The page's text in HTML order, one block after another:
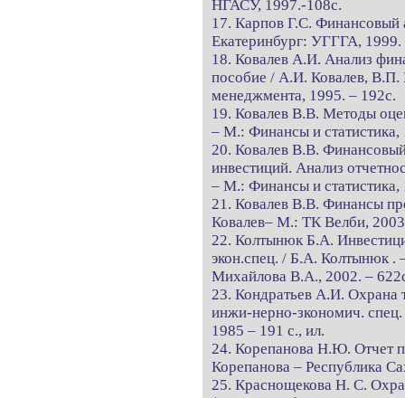
НГАСУ, 1997.-108с.
17. Карпов Г.С. Финансовый
Екатеринбург: УГГГА, 1999.
18. Ковалев А.И. Анализ
пособие / А.И. Ковалев,
менеджмента, 1995. – 192с.
19. Ковалев В.В. Методы
– М.: Финансы и статистика,
20. Ковалев В.В.
инвестиций. Анализ
– М.: Финансы и статистика,
21. Ковалев В.В. Финансы
Ковалев– М.: ТК Велби,
22. Колтынюк Б.А.
экон.спец. / Б.А. Колтынюк .
Михайлова В.А., 2002. –
23. Кондратьев А.И. Охрана
инжи-нерно-зкономич.
1985 – 191 с., ил.
24. Корепанова Н.Ю. Отчет
Корепанова – Республика
25. Краснощекова Н. С.